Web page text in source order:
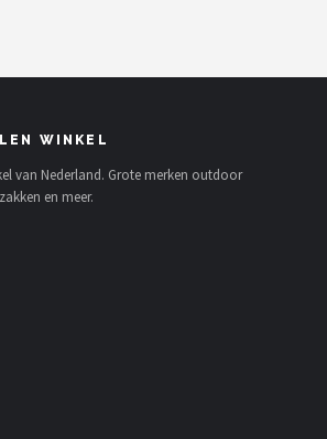
WINKEL
van Nederland. Grote merken outdoor
en meer.